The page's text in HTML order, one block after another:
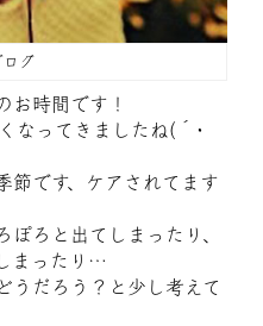
グ
お時間です！
なってきましたね(´･
節です、ケアされてます
ろと出てしまったり、
まったり…
うだろう？と少し考えて